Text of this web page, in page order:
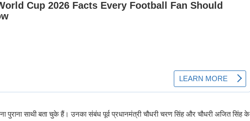
पुराना साथी बता चुके हैं। उनका संबंध पूर्व प्रधानमंत्री चौधरी चरण सिंह और चौधरी अजित सिंह के